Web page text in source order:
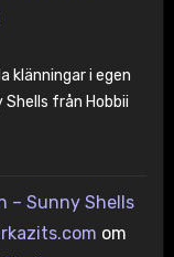
klänningar i egen
från Hobbii
– Sunny Shells
om